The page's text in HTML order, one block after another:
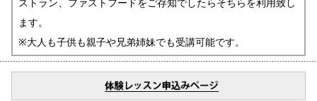
ストラン、ファストフードをご存知でしたらそちらを利用致し
ます。
※大人も子供も親子や兄弟姉妹でも受講可能です。